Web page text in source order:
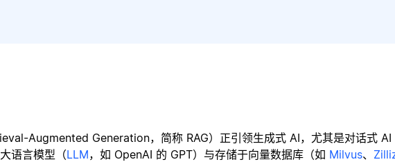
Augmented Generation，简称 RAG）正引领生成式 AI，尤其是对话式 AI
语言模型（LLM，如 OpenAI 的 GPT）与存储于向量数据库（如 Milvus、